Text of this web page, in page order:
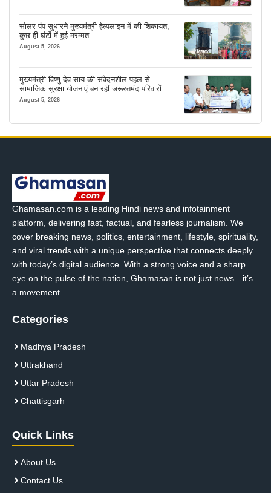
सोलर पंप सुधारने मुख्यमंत्री हेल्पलाइन में की शिकायत,
कुछ ही घंटों में हुई मरम्मत
August 5, 2026
मुख्यमंत्री विष्णु देव साय की संवेदनशील पहल से
सामाजिक सुरक्षा योजनाएं बन रहीं जरूरतमंद परिवारों का
मजबूत सहारा
August 5, 2026
Ghamasan.com is a leading Hindi news and infotainment
platform, delivering fast, factual, and fearless journalism. We
cover breaking news, politics, entertainment, lifestyle, spirituality,
and viral trends with a unique perspective that connects deeply
with today’s digital audience. With a strong voice and a sharp
eye on the pulse of the nation, Ghamasan is not just news—it’s
a movement.
Categories
Madhya Pradesh
Uttrakhand
Uttar Pradesh
Chattisgarh
Quick Links
About Us
Contact Us